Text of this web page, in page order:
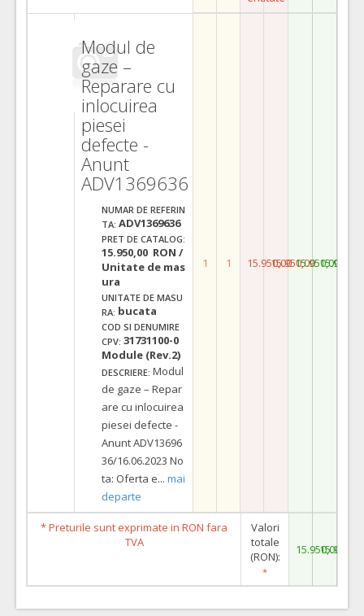
Modul de
gaze –
Reparare cu
inlocuirea
piesei
defecte -
Anunt
ADV1369636
NUMAR DE REFERIN
TA: ADV1369636
PRET DE CATALOG:
15.950,00 RON /
Unitate de mas
ura
UNITATE DE MASU
RA: bucata
COD SI DENUMIRE
CPV: 31731100-0
Module (Rev.2)
DESCRIERE: Modul
de gaze – Repar
are cu inlocuirea
piesei defecte -
Anunt ADV13696
36/16.06.2023 No
ta: Oferta e... mai
departe
1 1 15.950,0015.950,0015.950,00
* Preturile sunt exprimate in RON fara
TVA
Valori
totale
(RON):
*
15.950,00